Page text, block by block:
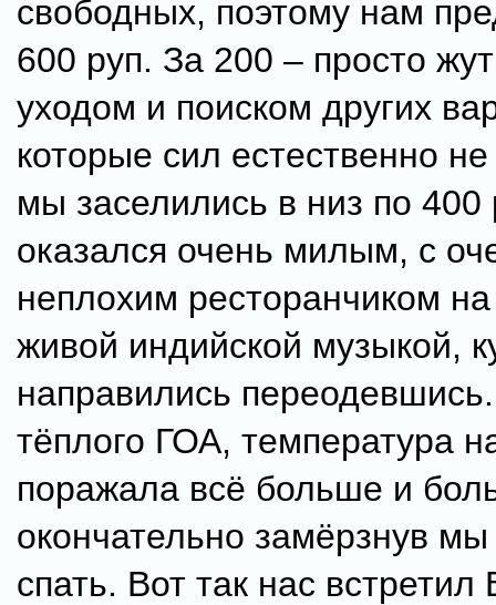
свободных, поэтому нам
600 руп. За 200 – просто
уходом и поиском других
которые сил естественно
мы заселились в низ по 400
оказался очень милым, с
неплохим ресторанчиком
живой индийской музыкой,
направились
тёплого ГОА, температура
поражала всё больше и
окончательно замёрзнув
спать. Вот так нас встретил